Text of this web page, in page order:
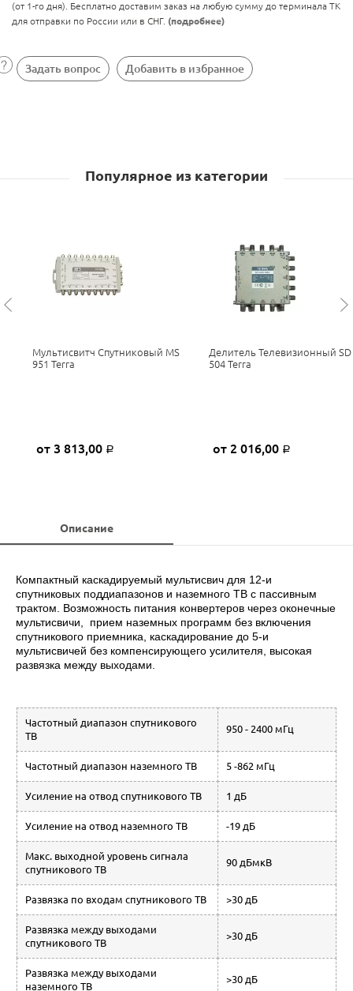
(от 1-го дня). Бесплатно доставим заказ на любую сумму до терминала ТК
для отправки по России или в СНГ. (подробнее)
Задать вопрос Добавить в избранное
Популярное из категории
Мультисвитч Спутниковый MS
951 Terra
от 3 813,00 Р
Делитель Телевизионный SD
504 Terra
от 2 016,00 Р
Описание
Компактный каскадируемый мультисвич для 12-и
спутниковых поддиапазонов и наземного ТВ с пассивным
трактом. Возможность питания конвертеров через оконечные
мультисвичи, прием наземных программ без включения
спутникового приемника, каскадирование до 5-и
мультисвичей без компенсирующего усилителя, высокая
развязка между выходами.
Частотный диапазон спутникового
ТВ
950 - 2400 мГц
Частотный диапазон наземного ТВ 5 -862 мГц
Усиление на отвод спутникового ТВ 1 дБ
Усиление на отвод наземного ТВ -19 дБ
Макс. выходной уровень сигнала
спутникового ТВ
90 дБмкВ
Развязка по входам спутникового ТВ >30 дБ
Развязка между выходами
спутникового ТВ
>30 дБ
Развязка между выходами
наземного ТВ
>30 дБ